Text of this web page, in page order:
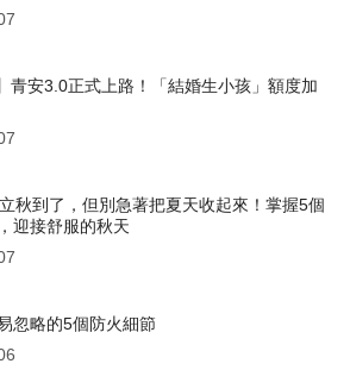
青安3.0正式上路！「結婚生小孩」額度加
秋到了，但別急著把夏天收起來！掌握5個
迎接舒服的秋天
忽略的5個防火細節